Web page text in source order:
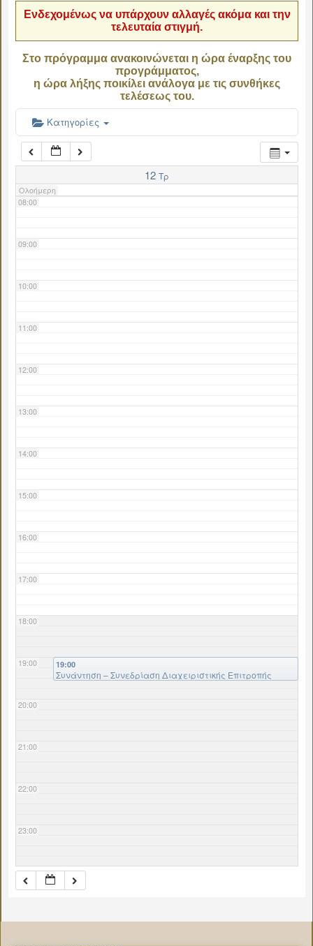
Ενδεχομένως να υπάρχουν αλλαγές ακόμα και την
τελευταία στιγμή.
Στο πρόγραμμα ανακοινώνεται η ώρα έναρξης του
προγράμματος,
η ώρα λήξης ποικίλει ανάλογα με τις συνθήκες
τελέσεως του.
Κατηγορίες
12 Τρ
Ολοήμερη
06:00
07:00
08:00
09:00
10:00
11:00
12:00
13:00
14:00
15:00
16:00
17:00
18:00
19:00
20:00
21:00
22:00
23:00
19:00
Συνάντηση – Συνεδρίαση Διαχειριστικής Επιτροπής